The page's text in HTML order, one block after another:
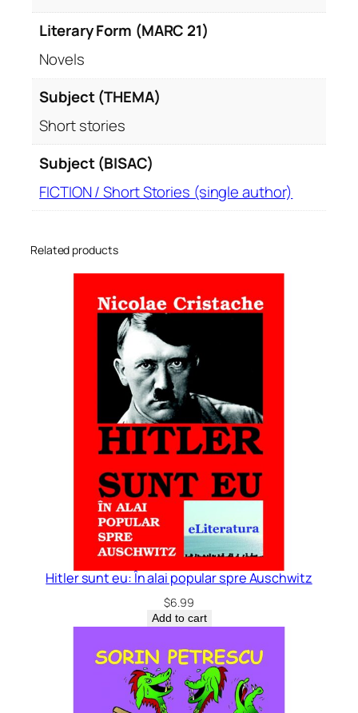
Literary Form (MARC 21)
Novels
Subject (THEMA)
Short stories
Subject (BISAC)
FICTION / Short Stories (single author)
Related products
Hitler sunt eu: În alai popular spre Auschwitz
$6.99
Add to cart